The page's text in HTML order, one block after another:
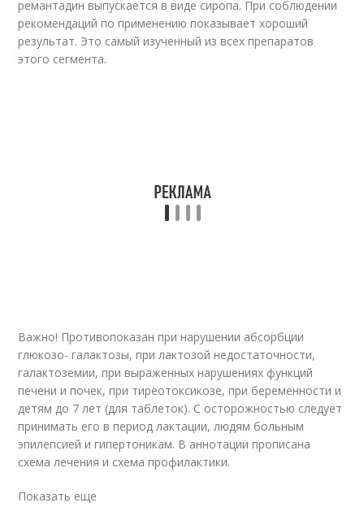
ремантадин выпускается в виде сиропа. При соблюдении
рекомендаций по применению показывает хороший
результат. Это самый изученный из всех препаратов
этого сегмента.
Важно! Противопоказан при нарушении абсорбции
глюкозо- галактозы, при лактозой недостаточности,
галактоземии, при выраженных нарушениях функций
печени и почек, при тиреотоксикозе, при беременности и
детям до 7 лет (для таблеток). С осторожностью следует
принимать его в период лактации, людям больным
эпилепсией и гипертоникам. В аннотации прописана
схема лечения и схема профилактики.
Показать еще